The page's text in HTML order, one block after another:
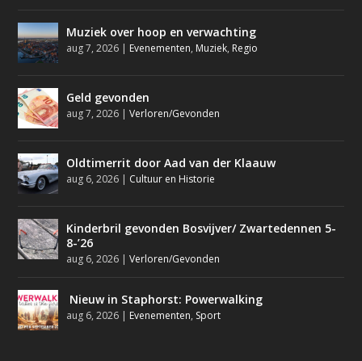
Muziek over hoop en verwachting
aug 7, 2026 | Evenementen, Muziek, Regio
Geld gevonden
aug 7, 2026 |Verloren/Gevonden
Oldtimerrit door Aad van der Klaauw
aug 6, 2026 | Cultuur en Historie
Kinderbril gevonden Bosvijver/ Zwartedennen 5-
8-’26
aug 6, 2026 |Verloren/Gevonden
Nieuw in Staphorst: Powerwalking
aug 6, 2026 | Evenementen, Sport